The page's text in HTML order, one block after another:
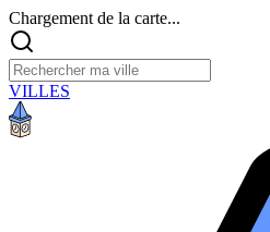
Chargement de la carte...
VILLES